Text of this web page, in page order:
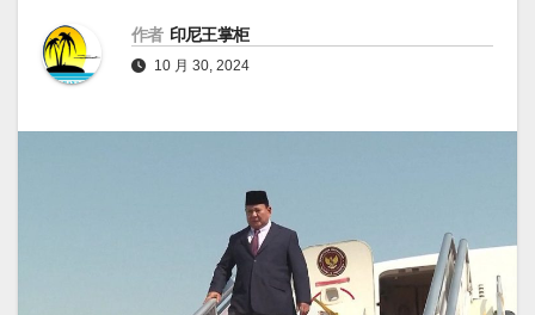
作者 印尼王掌柜
10 月 30, 2024